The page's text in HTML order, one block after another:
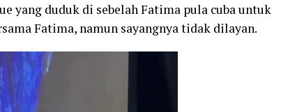
yang duduk di sebelah Fatima pula cuba untuk
Fatima, namun sayangnya tidak dilayan.